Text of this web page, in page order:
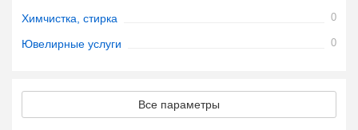
Химчистка, стирка 0
Ювелирные услуги 0
Все параметры